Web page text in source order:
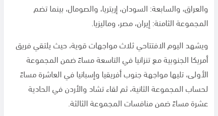
والعراق، والسابعة: السودان، إريتريا، والصومال، بينما تضم
المجموعة الثامنة: إيران، مصر، وماليزيا.
ويشهد اليوم الافتتاحي ثلاث مواجهات قوية، حيث يلتقي فريق
أمريكا الجنوبية مع تنزانيا في التاسعة مساءً ضمن المجموعة
الأولى، تليها مواجهة جنوب أفريقيا وإسبانيا في العاشرة مساءً
لحساب المجموعة الثانية، ثم لقاء تشاد والأردن في الحادية
عشرة مساءً ضمن منافسات المجموعة الثالثة.